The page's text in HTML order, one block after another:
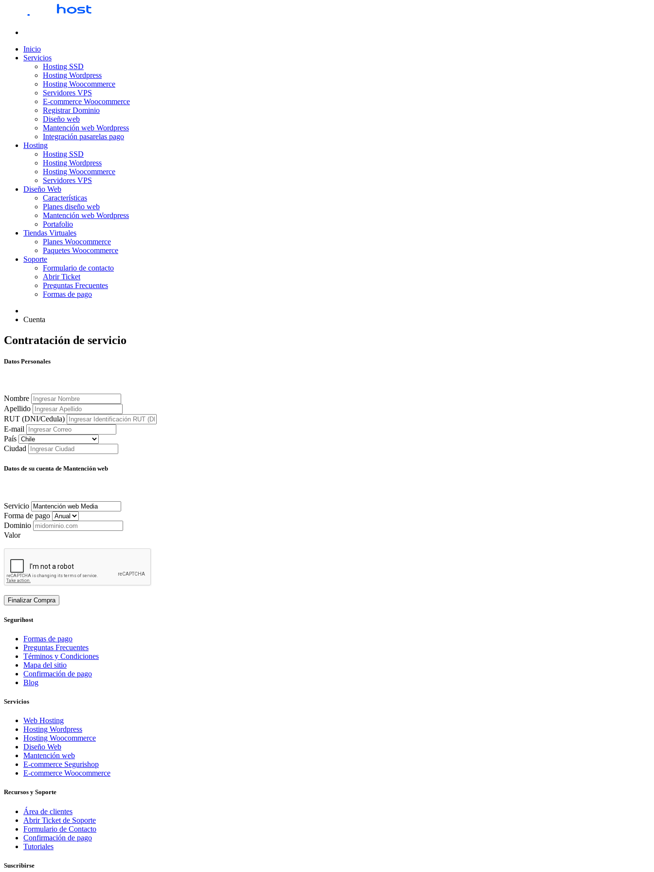
Inicio
Servicios
Hosting SSD
Hosting Wordpress
Hosting Woocommerce
Servidores VPS
E-commerce Woocommerce
Registrar Dominio
Diseño web
Mantención web Wordpress
Integración pasarelas pago
Hosting
Hosting SSD
Hosting Wordpress
Hosting Woocommerce
Servidores VPS
Diseño Web
Características
Planes diseño web
Mantención web Wordpress
Portafolio
Tiendas Virtuales
Planes Woocommerce
Paquetes Woocommerce
Soporte
Formulario de contacto
Abrir Ticket
Preguntas Frecuentes
Formas de pago
Cuenta
Contratación de servicio
Datos Personales
Nombre
Apellido
RUT (DNI/Cedula)
E-mail
País
Ciudad
Datos de su cuenta de Mantención web
Servicio
Forma de pago
Dominio
Valor
Finalizar Compra
Segurihost
Formas de pago
Preguntas Frecuentes
Términos y Condiciones
Mapa del sitio
Confirmación de pago
Blog
Servicios
Web Hosting
Hosting Wordpress
Hosting Woocommerce
Diseño Web
Mantención web
E-commerce Segurishop
E-commerce Woocommerce
Recursos y Soporte
Área de clientes
Abrir Ticket de Soporte
Formulario de Contacto
Confirmación de pago
Tutoriales
Suscribirse